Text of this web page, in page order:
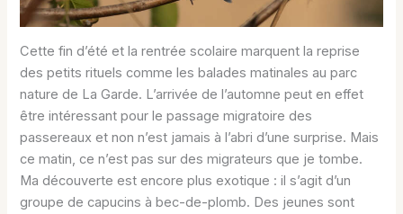
Cette fin d’été et la rentrée scolaire marquent la reprise
des petits rituels comme les balades matinales au parc
nature de La Garde. L’arrivée de l’automne peut en effet
être intéressant pour le passage migratoire des
passereaux et non n’est jamais à l’abri d’une surprise. Mais
ce matin, ce n’est pas sur des migrateurs que je tombe.
Ma découverte est encore plus exotique : il s’agit d’un
groupe de capucins à bec-de-plomb. Des jeunes sont